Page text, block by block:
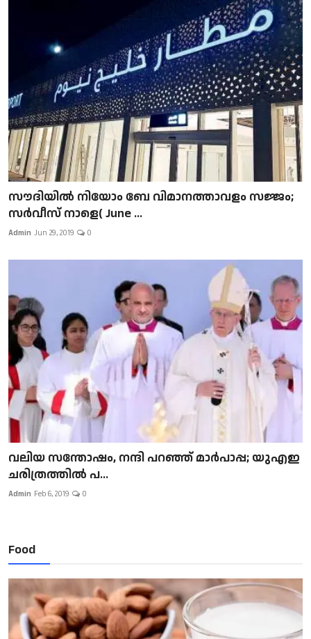
സൗദിയിൽ നിയോം ബേ വിമാനത്താവളം സജ്ജം;
സർവീസ് നാളെ( June ...
Admin Jun 29, 2019 0
വലിയ സന്തോഷം, നന്ദി പറഞ്ഞ് മാർപാപ്പ; യുഎഇ
ചരിത്രത്തിൽ പ...
Admin Feb 6, 2019 0
Food